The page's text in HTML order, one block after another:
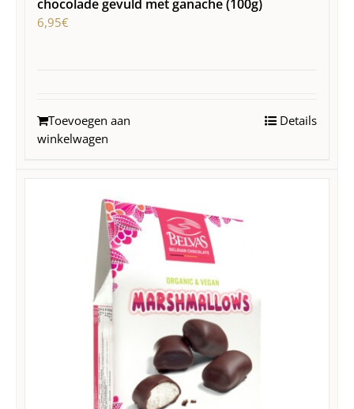
chocolade gevuld met ganache (100g)
6,95€
Toevoegen aan
winkelwagen
Details